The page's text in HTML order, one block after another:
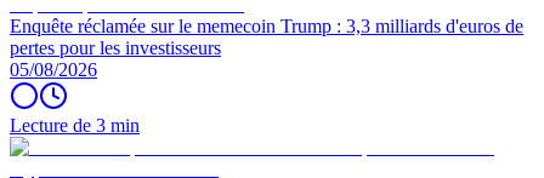
Enquête réclamée sur le memecoin Trump : 3,3 milliards d'euros de
pertes pour les investisseurs
05/08/2026
Lecture de 3 min